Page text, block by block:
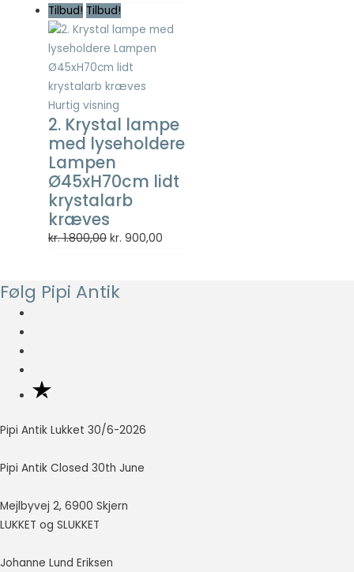
oprindelige
pris
var:
kr. 275,00.
pris
er:
Tilbud! Tilbud!
Hurtig visning
2. Krystal lampe
med lyseholdere
Lampen
Ø45xH70cm lidt
krystalarb
kræves
kr.1.800,00 Den
var:
kr. 900,00
Følg Pipi Antik
Pipi Antik Lukket 30/6-2026
Pipi Antik Closed 30th June
Mejlbyvej 2, 6900 Skjern
LUKKET og SLUKKET
Johanne Lund Eriksen